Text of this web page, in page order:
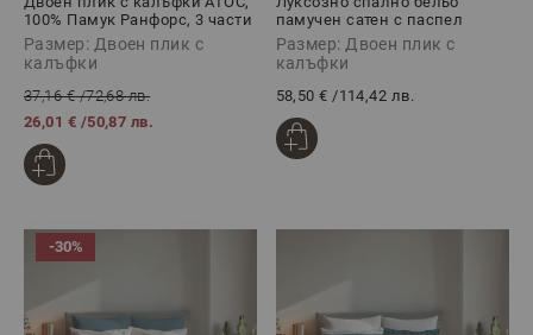
100% Памук Ранфорс, 3 части
Размер: Двоен плик с
калъфки
37,16 €/72,68 лв.
26,01 € /50,87 лв.
памучен сатен с паспел
СМОУКИ/СИЛВЪРИ, 3 части
Размер: Двоен плик с
калъфки
58,50 € /114,42 лв.
-30%